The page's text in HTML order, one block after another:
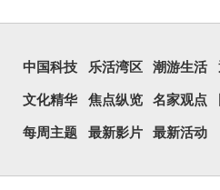
中国科技 乐活湾区 潮游生活
文化精华 焦点纵览 名家观点
每周主题 最新影片 最新活动